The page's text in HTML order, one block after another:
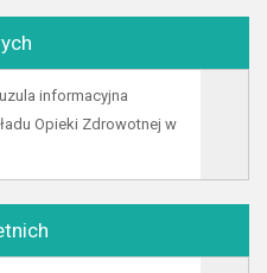
informacyjna
Opieki Zdrowotnej w